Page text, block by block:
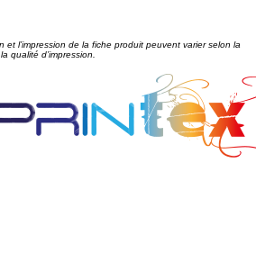
et l’impression de la fiche produit peuvent varier selon la
qualité d’impression.